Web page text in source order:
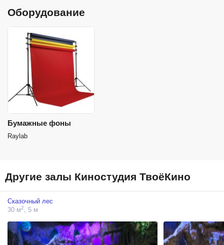
Оборудование
Бумажные фоны
Raylab
Другие залы Киностудия ТвоёКино
Сказочный лес
30 м2, 5 м